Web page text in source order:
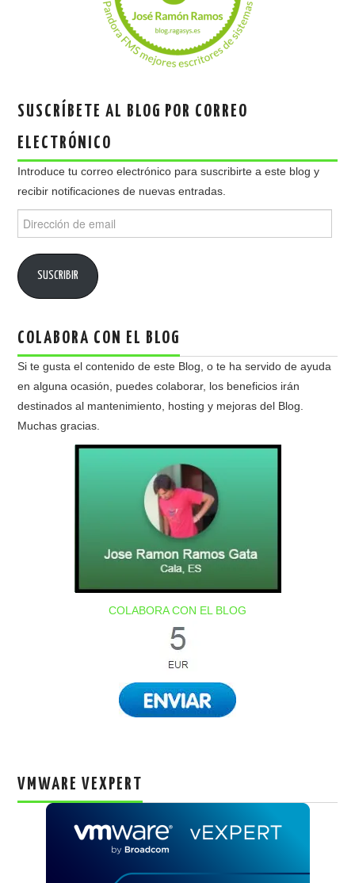
SUSCRÍBETE AL BLOG POR CORREO
ELECTRÓNICO
Introduce tu correo electrónico para suscribirte a este blog y
recibir notificaciones de nuevas entradas.
de
SUSCRIBIR
COLABORA CON EL BLOG
Si te gusta el contenido de este Blog, o te ha servido de ayuda
en alguna ocasión, puedes colaborar, los beneficios irán
destinados al mantenimiento, hosting y mejoras del Blog.
Muchas gracias.
COLABORA CON EL BLOG
VMWARE VEXPERT